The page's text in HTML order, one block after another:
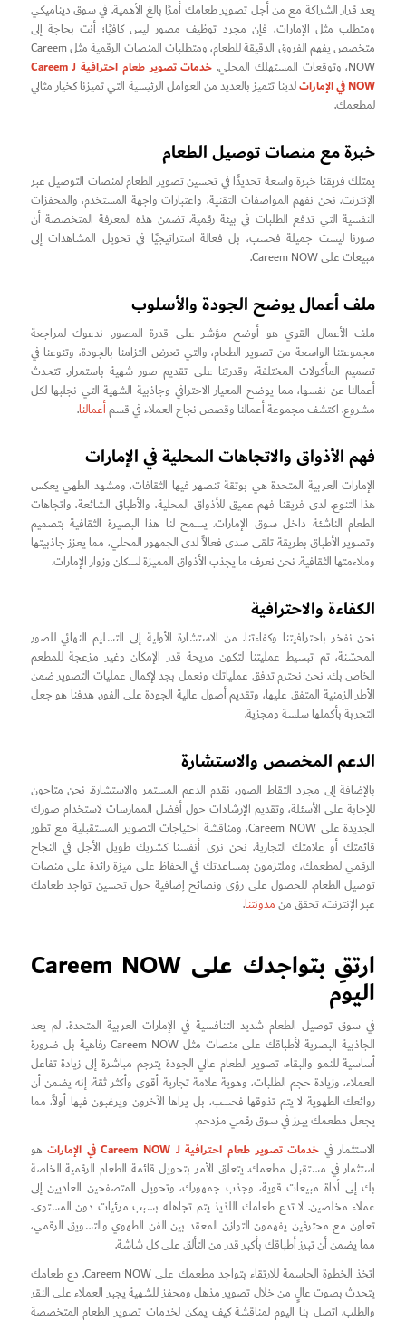
يعد قرار الشراكة مع من أجل تصوير طعامك أمرًا بالغ الأهمية. في سوق ديناميكي
ومتطلب مثل الإمارات، فإن مجرد توظيف مصور ليس كافيًا؛ أنت بحاجة إلى
متخصص يفهم الفروق الدقيقة للطعام، ومتطلبات المنصات الرقمية مثل Careem
NOW، وتوقعات المستهلك المحلي.
خدمات تصوير طعام احترافية لـ Careem
NOW في الإمارات
لدينا تتميز بالعديد من العوامل الرئيسية التي تميزنا كخيار مثالي
لمطعمك.
خبرة مع منصات توصيل الطعام
يمتلك فريقنا خبرة واسعة تحديدًا في تحسين تصوير الطعام لمنصات التوصيل عبر
الإنترنت. نحن نفهم المواصفات التقنية، واعتبارات واجهة المستخدم، والمحفزات
النفسية التي تدفع الطلبات في بيئة رقمية. تضمن هذه المعرفة المتخصصة أن
صورنا ليست جميلة فحسب، بل فعالة استراتيجيًا في تحويل المشاهدات إلى
مبيعات على Careem NOW.
ملف أعمال يوضح الجودة والأسلوب
ملف الأعمال القوي هو أوضح مؤشر على قدرة المصور. ندعوك لمراجعة
مجموعتنا الواسعة من تصوير الطعام، والتي تعرض التزامنا بالجودة، وتنوعنا في
تصميم المأكولات المختلفة، وقدرتنا على تقديم صور شهية باستمرار. تتحدث
أعمالنا عن نفسها، مما يوضح المعيار الاحترافي وجاذبية الشهية التي نجلبها لكل
مشروع. اكتشف مجموعة أعمالنا وقصص نجاح العملاء في قسمأعمالنا.
فهم الأذواق والاتجاهات المحلية في الإمارات
الإمارات العربية المتحدة هي بوتقة تنصهر فيها الثقافات، ومشهد الطهي يعكس
هذا التنوع. لدى فريقنا فهم عميق للأذواق المحلية، والأطباق الشائعة، واتجاهات
الطعام الناشئة داخل سوق الإمارات. يسمح لنا هذا البصيرة الثقافية بتصميم
وتصوير الأطباق بطريقة تلقى صدى فعالاً لدى الجمهور المحلي، مما يعزز جاذبيتها
وملاءمتها الثقافية. نحن نعرف ما يجذب الأذواق المميزة لسكان وزوار الإمارات.
الكفاءة والاحترافية
نحن نفخر باحترافيتنا وكفاءتنا. من الاستشارة الأولية إلى التسليم النهائي للصور
المحسّنة، تم تبسيط عمليتنا لتكون مريحة قدر الإمكان وغير مزعجة للمطعم
الخاص بك. نحن نحترم تدفق عملياتك ونعمل بجد لإكمال عمليات التصوير ضمن
الأطر الزمنية المتفق عليها، وتقديم أصول عالية الجودة على الفور. هدفنا هو جعل
التجربة بأكملها سلسة ومجزية.
الدعم المخصص والاستشارة
بالإضافة إلى مجرد التقاط الصور، نقدم الدعم المستمر والاستشارة. نحن متاحون
للإجابة على الأسئلة، وتقديم الإرشادات حول أفضل الممارسات لاستخدام صورك
الجديدة على Careem NOW، ومناقشة احتياجات التصوير المستقبلية مع تطور
قائمتك أو علامتك التجارية. نحن نرى أنفسنا كشريك طويل الأجل في النجاح
الرقمي لمطعمك، وملتزمون بمساعدتك في الحفاظ على ميزة رائدة على منصات
توصيل الطعام. للحصول على رؤى ونصائح إضافية حول تحسين تواجد طعامك
عبر الإنترنت، تحقق منمدونتنا.
ارتقِ بتواجدك على Careem NOW
اليوم
في سوق توصيل الطعام شديد التنافسية في الإمارات العربية المتحدة، لم يعد
الجاذبية البصرية لأطباقك على منصات مثل Careem NOW رفاهية بل ضرورة
أساسية للنمو والبقاء. تصوير الطعام عالي الجودة يترجم مباشرة إلى زيادة تفاعل
العملاء، وزيادة حجم الطلبات، وهوية علامة تجارية أقوى وأكثر ثقة. إنه يضمن أن
روائعك الطهوية لا يتم تذوقها فحسب، بل يراها الآخرون ويرغبون فيها أولاً، مما
يجعل مطعمك يبرز في سوق رقمي مزدحم.
الاستثمار في خدمات تصوير طعام احترافية لـ Careem NOW في الإمارات
هو
استثمار في مستقبل مطعمك. يتعلق الأمر بتحويل قائمة الطعام الرقمية الخاصة
بك إلى أداة مبيعات قوية، وجذب جمهورك، وتحويل المتصفحين العاديين إلى
عملاء مخلصين. لا تدع طعامك اللذيذ يتم تجاهله بسبب مرئيات دون المستوى.
تعاون مع محترفين يفهمون التوازن المعقد بين الفن الطهوي والتسويق الرقمي،
مما يضمن أن تبرز أطباقك بأكبر قدر من التألق على كل شاشة.
اتخذ الخطوة الحاسمة للارتقاء بتواجد مطعمك على Careem NOW. دع طعامك
يتحدث بصوت عالٍ من خلال تصوير مذهل ومحفز للشهية يجبر العملاء على النقر
والطلب. اتصل بنا اليوم لمناقشة كيف يمكن لخدمات تصوير الطعام المتخصصة